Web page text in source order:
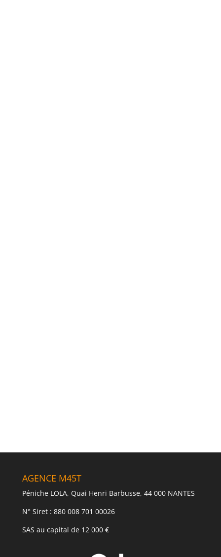
AGENCE M45T
Péniche LOLA, Quai Henri Barbusse, 44 000 NANTES
N° Siret : 880 008 701 00026
SAS au capital de 12 000 €